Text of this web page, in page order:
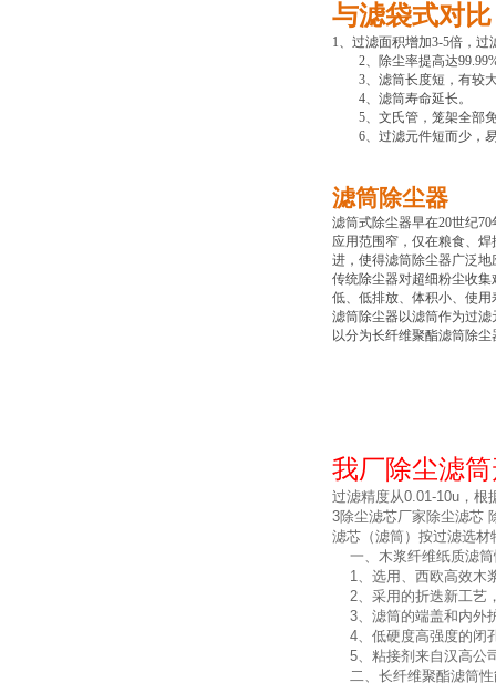
与滤袋式对比
1、过滤面积增加3-5倍，过
2、除尘率提高达
3、滤筒长度短，有较大
4、滤筒寿命延长。
5、文氏管，笼架全部
6、过滤元件短而少，易
滤筒除尘器
滤筒式除尘器早在20世纪
应用范围窄，仅在粮食、
进，使得滤筒除尘器广泛地
传统除尘器对超细粉尘收
低、低排放、体积小、使
滤筒除尘器以滤筒作为过
以分为长纤维聚酯滤筒除
我厂除尘滤
过滤精度从0.01-10u ，
3除尘滤芯厂家除尘滤芯
滤芯（滤筒）按过滤选
一、木浆纤维纸质滤
1、选用、西欧高效木
2、采用的折迭新工艺
3、滤筒的端盖和内外
4、低硬度高强度的闭
5、粘接剂来自汉高公
二、长纤维聚酯滤筒